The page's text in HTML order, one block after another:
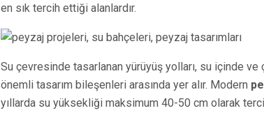
en sık tercih ettiği alanlardır.
Su çevresinde tasarlanan yürüyüş yolları, su içinde ve
önemli tasarım bileşenleri arasında yer alır. Modern
yıllarda su yüksekliği maksimum 40-50 cm olarak